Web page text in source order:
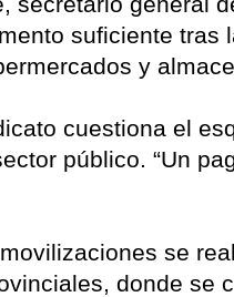
suficiente
y
cuestiona el
público. “Un
se
donde se